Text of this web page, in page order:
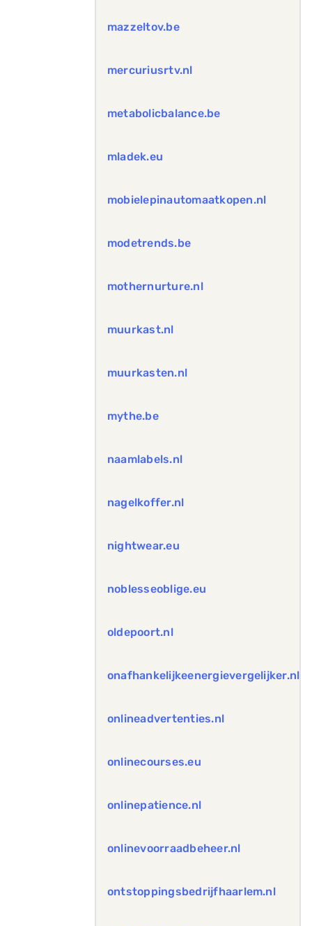
mazzeltov.be
mercuriusrtv.nl
metabolicbalance.be
mladek.eu
mobielepinautomaatkopen.nl
modetrends.be
mothernurture.nl
muurkast.nl
muurkasten.nl
mythe.be
naamlabels.nl
nagelkoffer.nl
nightwear.eu
noblesseoblige.eu
oldepoort.nl
onafhankelijkeenergievergelijker.nl
onlineadvertenties.nl
onlinecourses.eu
onlinepatience.nl
onlinevoorraadbeheer.nl
ontstoppingsbedrijfhaarlem.nl